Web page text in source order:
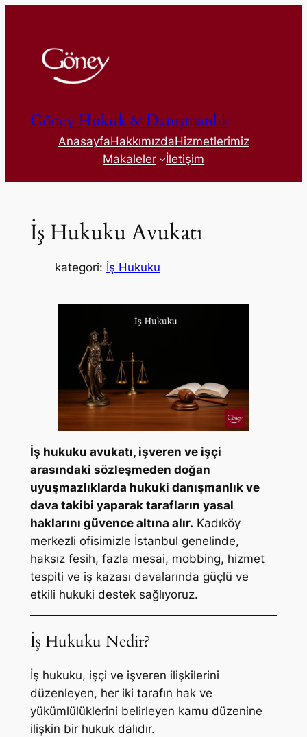
Göney Hukuk & Danışmanlık
AnasayfaHakkımızdaHizmetlerimiz
Makaleler
İletişim
İş Hukuku Avukatı
kategori: İş Hukuku
İş hukuku avukatı, işveren ve işçi
arasındaki sözleşmeden doğan
uyuşmazlıklarda hukuki danışmanlık ve
dava takibi yaparak tarafların yasal
haklarını güvence altına alır. Kadıköy
merkezli ofisimizle İstanbul genelinde,
haksız fesih, fazla mesai, mobbing, hizmet
tespiti ve iş kazası davalarında güçlü ve
etkili hukuki destek sağlıyoruz.
İş Hukuku Nedir?
İş hukuku, işçi ve işveren ilişkilerini
düzenleyen, her iki tarafın hak ve
yükümlülüklerini belirleyen kamu düzenine
ilişkin bir hukuk dalıdır.